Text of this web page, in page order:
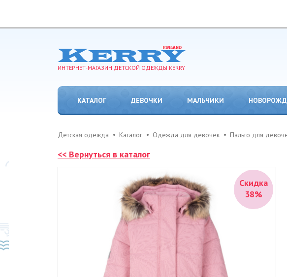
ИНТЕРНЕТ-МАГАЗИН ДЕТСКОЙ ОДЕЖДЫ KERRY
КАТАЛОГ ДЕВОЧКИ МАЛЬЧИКИ
Детская одежда Каталог Одежда для девочек Пальто для
<< Вернуться в каталог
Скидка
38%